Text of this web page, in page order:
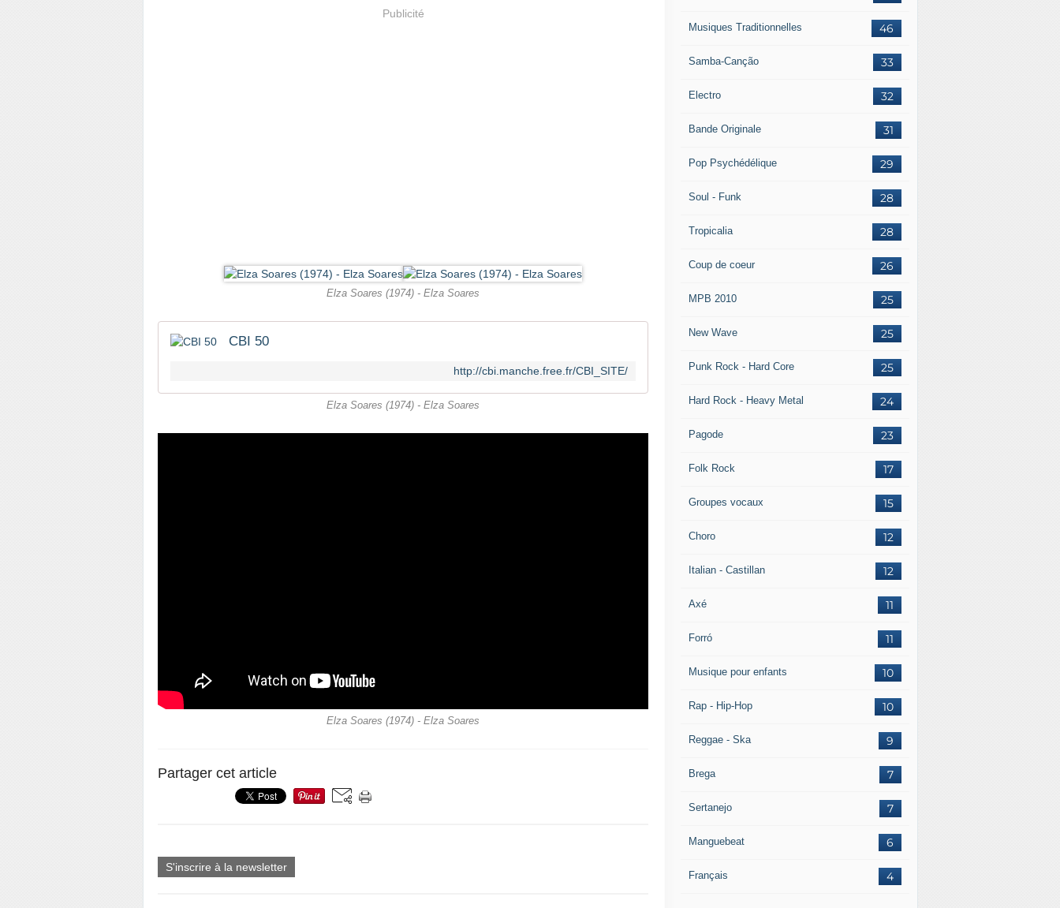
Publicité
Elza Soares (1974) - Elza Soares
CBI 50
http://cbi.manche.free.fr/CBI_SITE/
Elza Soares (1974) - Elza Soares
Elza Soares (1974) - Elza Soares
Partager cet article
S'inscrire à la newsletter
46
Musiques Traditionnelles
33
Samba-Canção
32
Electro
31
Bande Originale
29
Pop Psychédélique
28
Soul - Funk
28
Tropicalia
26
Coup de coeur
25
MPB 2010
25
New Wave
25
Punk Rock - Hard Core
24
Hard Rock - Heavy Metal
23
Pagode
17
Folk Rock
15
Groupes vocaux
12
Choro
12
Italian - Castillan
11
Axé
11
Forró
10
Musique pour enfants
10
Rap - Hip-Hop
9
Reggae - Ska
7
Brega
7
Sertanejo
6
Manguebeat
4
Français